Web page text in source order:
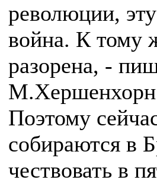
революции,
война. К тому
разорена, -
Поэтому
собираются в
чествовать в